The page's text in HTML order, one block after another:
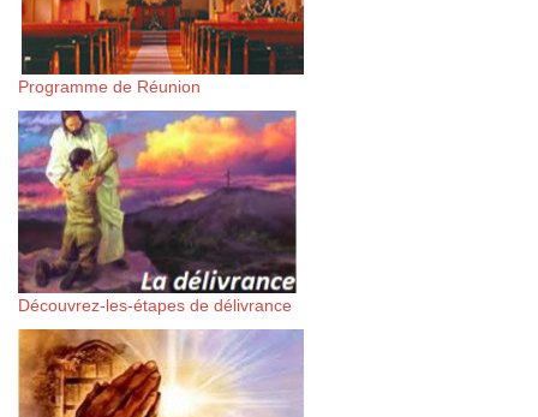
Programme de Réunion
Découvrez-les-étapes de délivrance